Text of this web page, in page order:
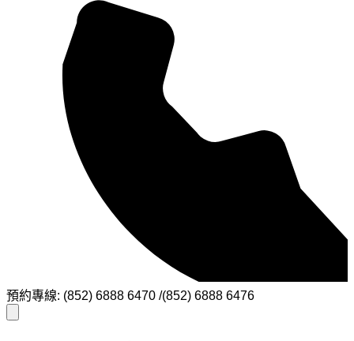
預約專線: (852) 6888 6470 /(852) 6888 6476